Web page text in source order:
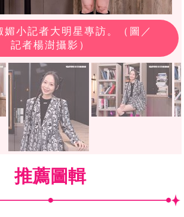
小記者大明星專訪。（圖／
記者楊澍攝影）
推薦圖輯